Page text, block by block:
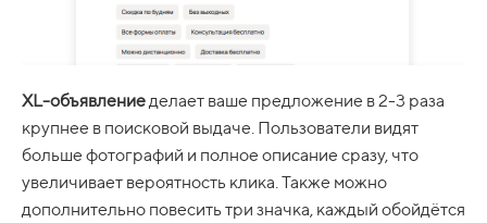
XL-объявлениеделает ваше предложение в 2-3 раза
крупнее в поисковой выдаче. Пользователи видят
больше фотографий и полное описание сразу, что
увеличивает вероятность клика. Также можно
дополнительно повесить три значка, каждый обойдётся